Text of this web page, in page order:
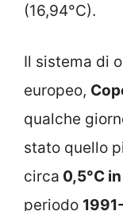
(16,94°C).
Il sistema di
europeo,
qualche
stato quello
circa 0,5°C
periodo